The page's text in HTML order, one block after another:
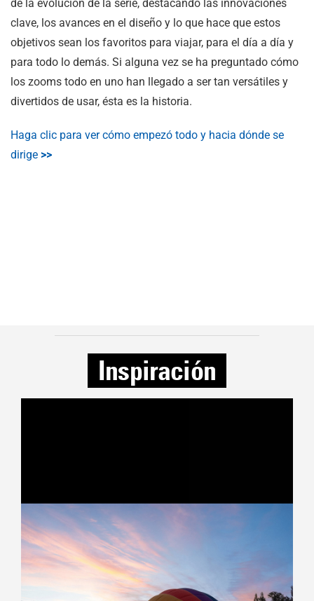
de la evolución de la serie, destacando las innovaciones
clave, los avances en el diseño y lo que hace que estos
objetivos sean los favoritos para viajar, para el día a día y
para todo lo demás. Si alguna vez se ha preguntado cómo
los zooms todo en uno han llegado a ser tan versátiles y
divertidos de usar, ésta es la historia.
Haga clic para ver cómo empezó todo y hacia dónde se
dirige >>
Inspiración